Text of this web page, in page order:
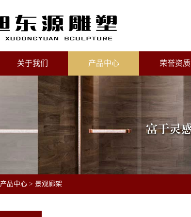
关于我们 产品中心 荣誉资质
产品中心 > 景观廊架